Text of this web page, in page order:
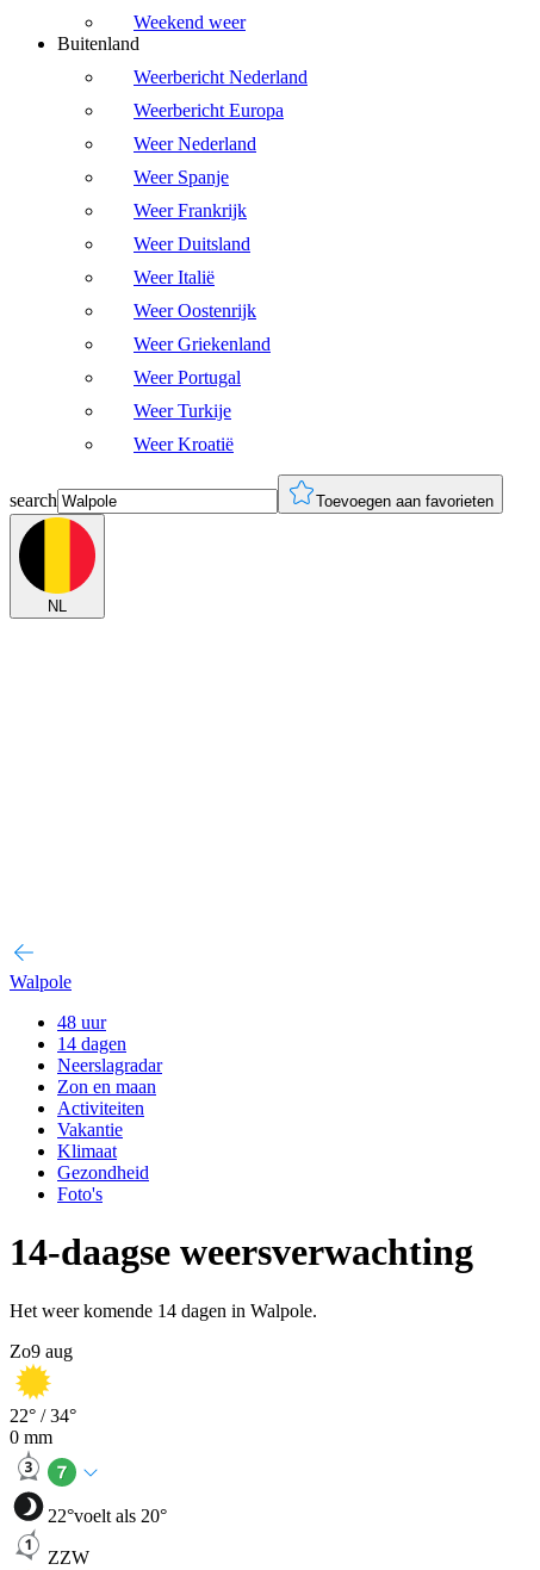
Weekend weer
Buitenland
Weerbericht Nederland
Weerbericht Europa
Weer Nederland
Weer Spanje
Weer Frankrijk
Weer Duitsland
Weer Italië
Weer Oostenrijk
Weer Griekenland
Weer Portugal
Weer Turkije
Weer Kroatië
search Toevoegen aan favorieten
NL
Walpole
48 uur
14 dagen
Neerslagradar
Zon en maan
Activiteiten
Vakantie
Klimaat
Gezondheid
Foto's
14-daagse weersverwachting
Het weer komende 14 dagen in Walpole.
Zo9 aug
22° /34°
0 mm
22°voelt als 20°
ZZW